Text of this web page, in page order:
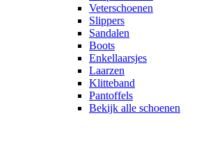
Veterschoenen
Slippers
Sandalen
Boots
Enkellaarsjes
Laarzen
Klitteband
Pantoffels
Bekijk alle schoenen